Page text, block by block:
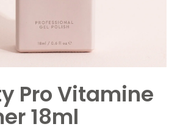
Pro Vitamine
18ml